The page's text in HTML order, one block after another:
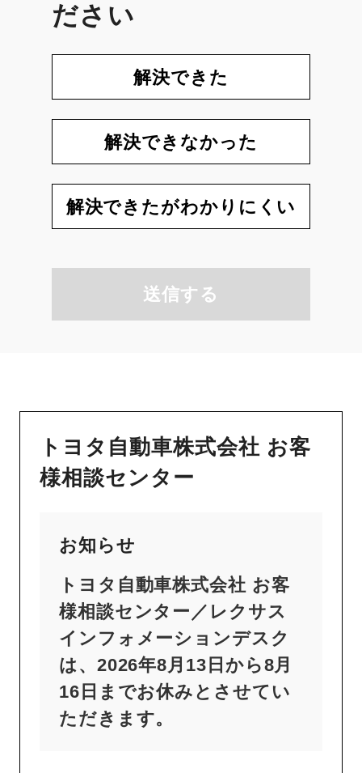
ださい
解決できた
解決できなかった
解決できたがわかりにくい
送信する
トヨタ自動車株式会社 お客
様相談センター
お知らせ
トヨタ自動車株式会社 お客
様相談センター／レクサス
インフォメーションデスク
は、2026年8月13日から8月
16日までお休みとさせてい
ただきます。